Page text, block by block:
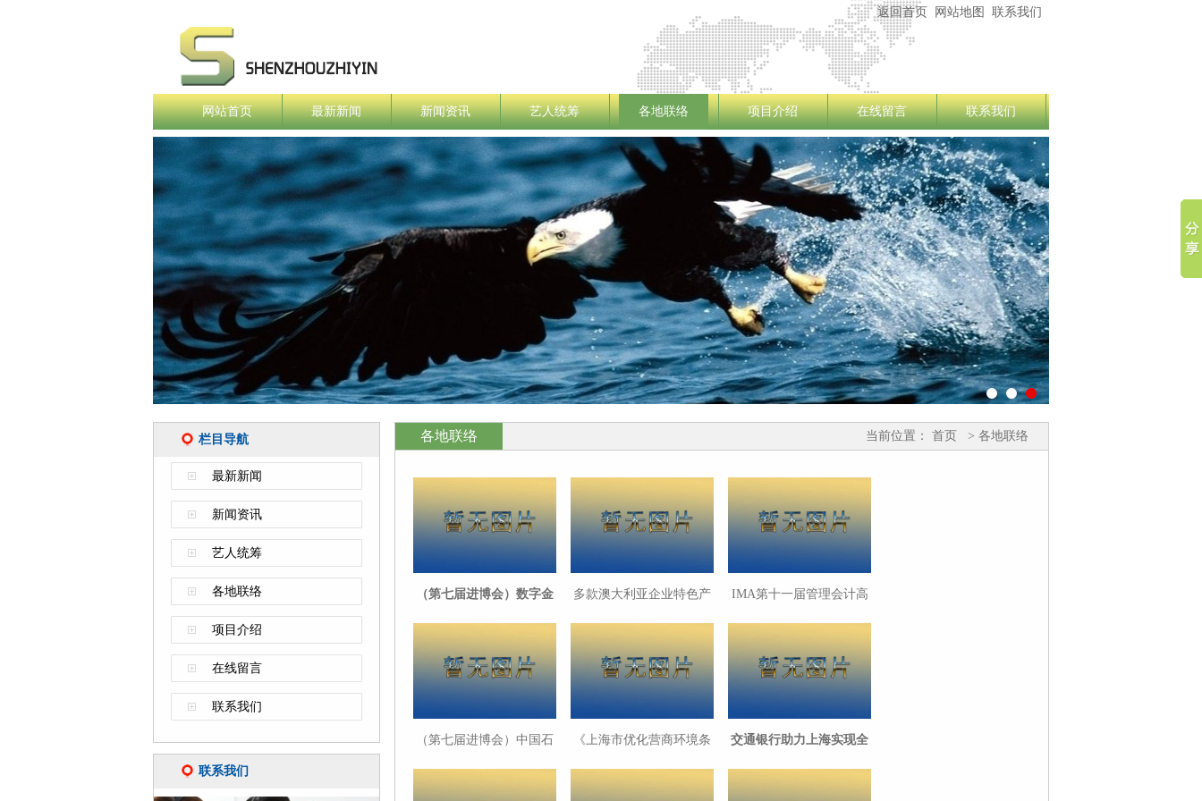
返回首页 网站地图 联系我们
网站首页 最新新闻 新闻资讯 艺人统筹 各地联络 项目介绍 在线留言 联系我们
栏目导航
最新新闻
新闻资讯
艺人统筹
各地联络
项目介绍
在线留言
联系我们
联系我们
各地联络 当前位置： 首页 > 各地联络
（第七届进博会）数字金
多款澳大利亚企业特色产
IMA第十一届管理会计高
（第七届进博会）中国石
《上海市优化营商环境条
交通银行助力上海实现全